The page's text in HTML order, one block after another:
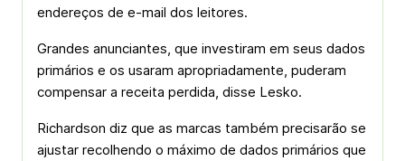
endereços de e-mail dos leitores.
Grandes anunciantes, que investiram em seus dados
primários e os usaram apropriadamente, puderam
compensar a receita perdida, disse Lesko.
Richardson diz que as marcas também precisarão se
ajustar recolhendo o máximo de dados primários que